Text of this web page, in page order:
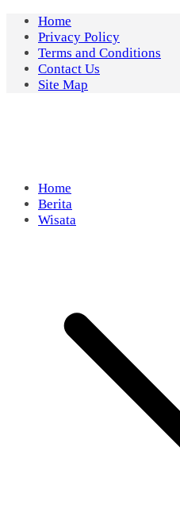
Skip
content
Home
Privacy Policy
Terms and Conditions
Contact Us
Site Map
Home
Berita
Wisata